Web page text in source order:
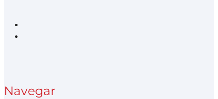
Navegar